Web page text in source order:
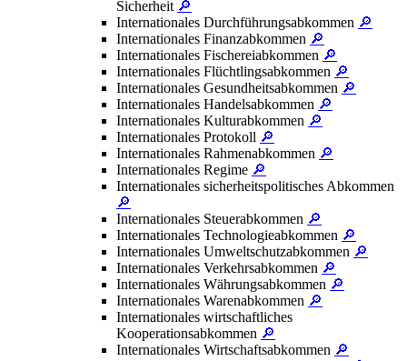
Sicherheit 🔎
Internationales Durchführungsabkommen 🔎
Internationales Finanzabkommen 🔎
Internationales Fischereiabkommen 🔎
Internationales Flüchtlingsabkommen 🔎
Internationales Gesundheitsabkommen 🔎
Internationales Handelsabkommen 🔎
Internationales Kulturabkommen 🔎
Internationales Protokoll 🔎
Internationales Rahmenabkommen 🔎
Internationales Regime 🔎
Internationales sicherheitspolitisches Abkommen
🔎
Internationales Steuerabkommen 🔎
Internationales Technologieabkommen 🔎
Internationales Umweltschutzabkommen 🔎
Internationales Verkehrsabkommen 🔎
Internationales Währungsabkommen 🔎
Internationales Warenabkommen 🔎
Internationales wirtschaftliches
Kooperationsabkommen 🔎
Internationales Wirtschaftsabkommen 🔎